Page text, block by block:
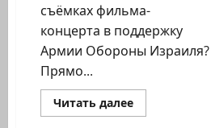
съёмках фильма-
концерта в поддержку
Армии Обороны Израиля?
Прямо...
Читать далееПрочитать
больше
Литературная гостиная